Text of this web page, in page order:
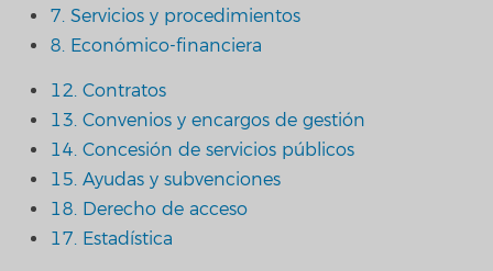
7. Servicios y procedimientos
8. Económico-financiera
12. Contratos
13. Convenios y encargos de gestión
14. Concesión de servicios públicos
15. Ayudas y subvenciones
18. Derecho de acceso
17. Estadística